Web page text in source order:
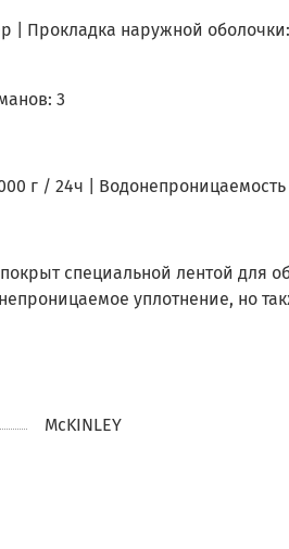
| Прокладка наружной
3
г / 24ч |
специальной лентой для
уплотнение, но
McKINLEY